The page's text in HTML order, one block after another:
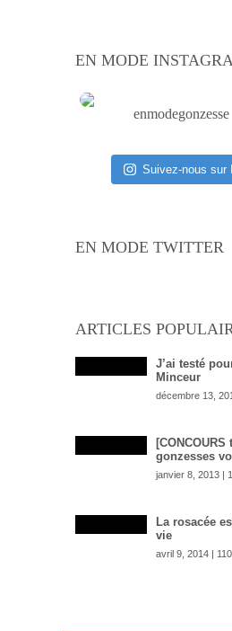
EN MODE
enmodegonzesse
Suivez-nous sur
EN MODE TWITTER
ARTICLES
J’ai testé
Minceur
décembre 13,
gonzesses
janvier 8, 2013 |
La rosacée
vie
avril 9, 2014 |